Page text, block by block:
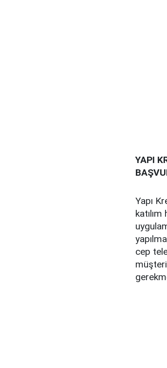
YAPI
Yapı
cep
müşteri